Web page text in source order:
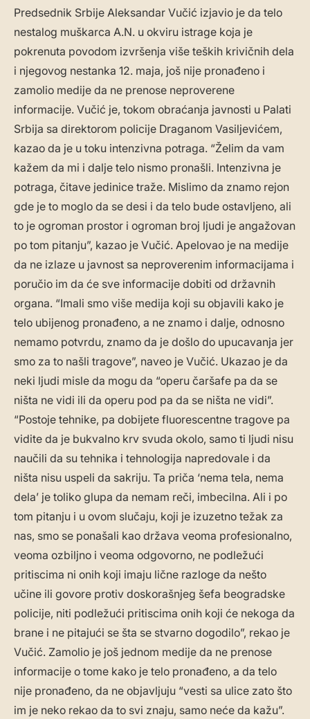
Predsednik Srbije Aleksandar Vučić izjavio je da telo
nestalog muškarca A.N. u okviru istrage koja je
pokrenuta povodom izvršenja više teških krivičnih dela
i njegovog nestanka 12. maja, još nije pronađeno i
zamolio medije da ne prenose neproverene
informacije. Vučić je, tokom obraćanja javnosti u Palati
Srbija sa direktorom policije Draganom Vasiljevićem,
kazao da je u toku intenzivna potraga. “Želim da vam
kažem da mi i dalje telo nismo pronašli. Intenzivna je
potraga, čitave jedinice traže. Mislimo da znamo rejon
gde je to moglo da se desi i da telo bude ostavljeno, ali
to je ogroman prostor i ogroman broj ljudi je angažovan
po tom pitanju”, kazao je Vučić. Apelovao je na medije
da ne izlaze u javnost sa neproverenim informacijama i
poručio im da će sve informacije dobiti od državnih
organa. “Imali smo više medija koji su objavili kako je
telo ubijenog pronađeno, a ne znamo i dalje, odnosno
nemamo potvrdu, znamo da je došlo do upucavanja jer
smo za to našli tragove”, naveo je Vučić. Ukazao je da
neki ljudi misle da mogu da “operu čaršafe pa da se
ništa ne vidi ili da operu pod pa da se ništa ne vidi”.
“Postoje tehnike, pa dobijete fluorescentne tragove pa
vidite da je bukvalno krv svuda okolo, samo ti ljudi nisu
naučili da su tehnika i tehnologija napredovale i da
ništa nisu uspeli da sakriju. Ta priča ‘nema tela, nema
dela’ je toliko glupa da nemam reči, imbecilna. Ali i po
tom pitanju i u ovom slučaju, koji je izuzetno težak za
nas, smo se ponašali kao država veoma profesionalno,
veoma ozbiljno i veoma odgovorno, ne podležući
pritiscima ni onih koji imaju lične razloge da nešto
učine ili govore protiv doskorašnjeg šefa beogradske
policije, niti podležući pritiscima onih koji će nekoga da
brane i ne pitajući se šta se stvarno dogodilo”, rekao je
Vučić. Zamolio je još jednom medije da ne prenose
informacije o tome kako je telo pronađeno, a da telo
nije pronađeno, da ne objavljuju “vesti sa ulice zato što
im je neko rekao da to svi znaju, samo neće da kažu”.